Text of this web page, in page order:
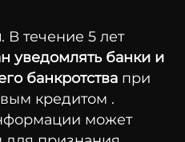
. В течение 5 лет
уведомлять банки и
банкротствапри
кредитом .
может